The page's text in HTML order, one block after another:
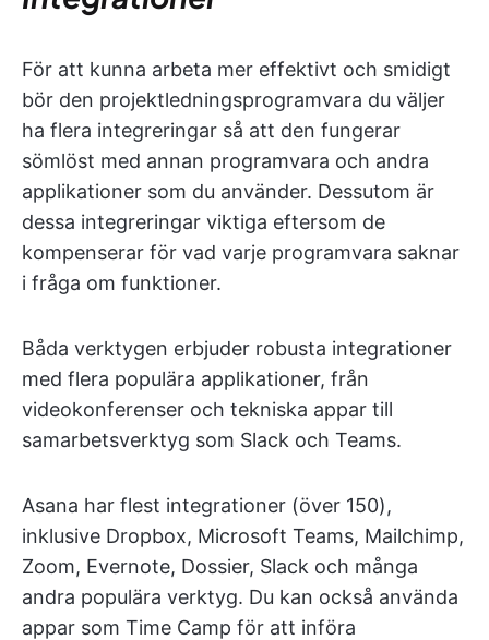
För att kunna arbeta mer effektivt och smidigt
bör den projektledningsprogramvara du väljer
ha flera integreringar så att den fungerar
sömlöst med annan programvara och andra
applikationer som du använder. Dessutom är
dessa integreringar viktiga eftersom de
kompenserar för vad varje programvara saknar
i fråga om funktioner.
Båda verktygen erbjuder robusta integrationer
med flera populära applikationer, från
videokonferenser och tekniska appar till
samarbetsverktyg som Slack och Teams.
Asana har flest integrationer (över 150),
inklusive Dropbox, Microsoft Teams, Mailchimp,
Zoom, Evernote, Dossier, Slack och många
andra populära verktyg. Du kan också använda
appar som Time Camp för att införa